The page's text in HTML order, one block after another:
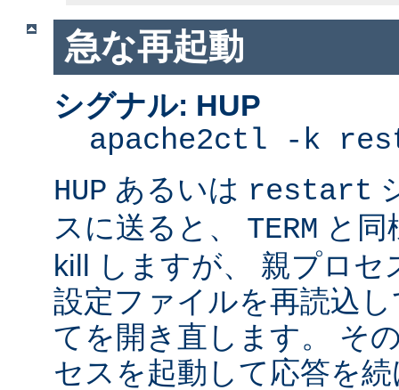
急な再起動
シグナル: HUP
apache2ctl -k
HUP あるいは restart
スに送ると、 TERM と
kill しますが、 親プロセ
設定ファイルを再読込
てを開き直します。 そ
セスを起動して応答を